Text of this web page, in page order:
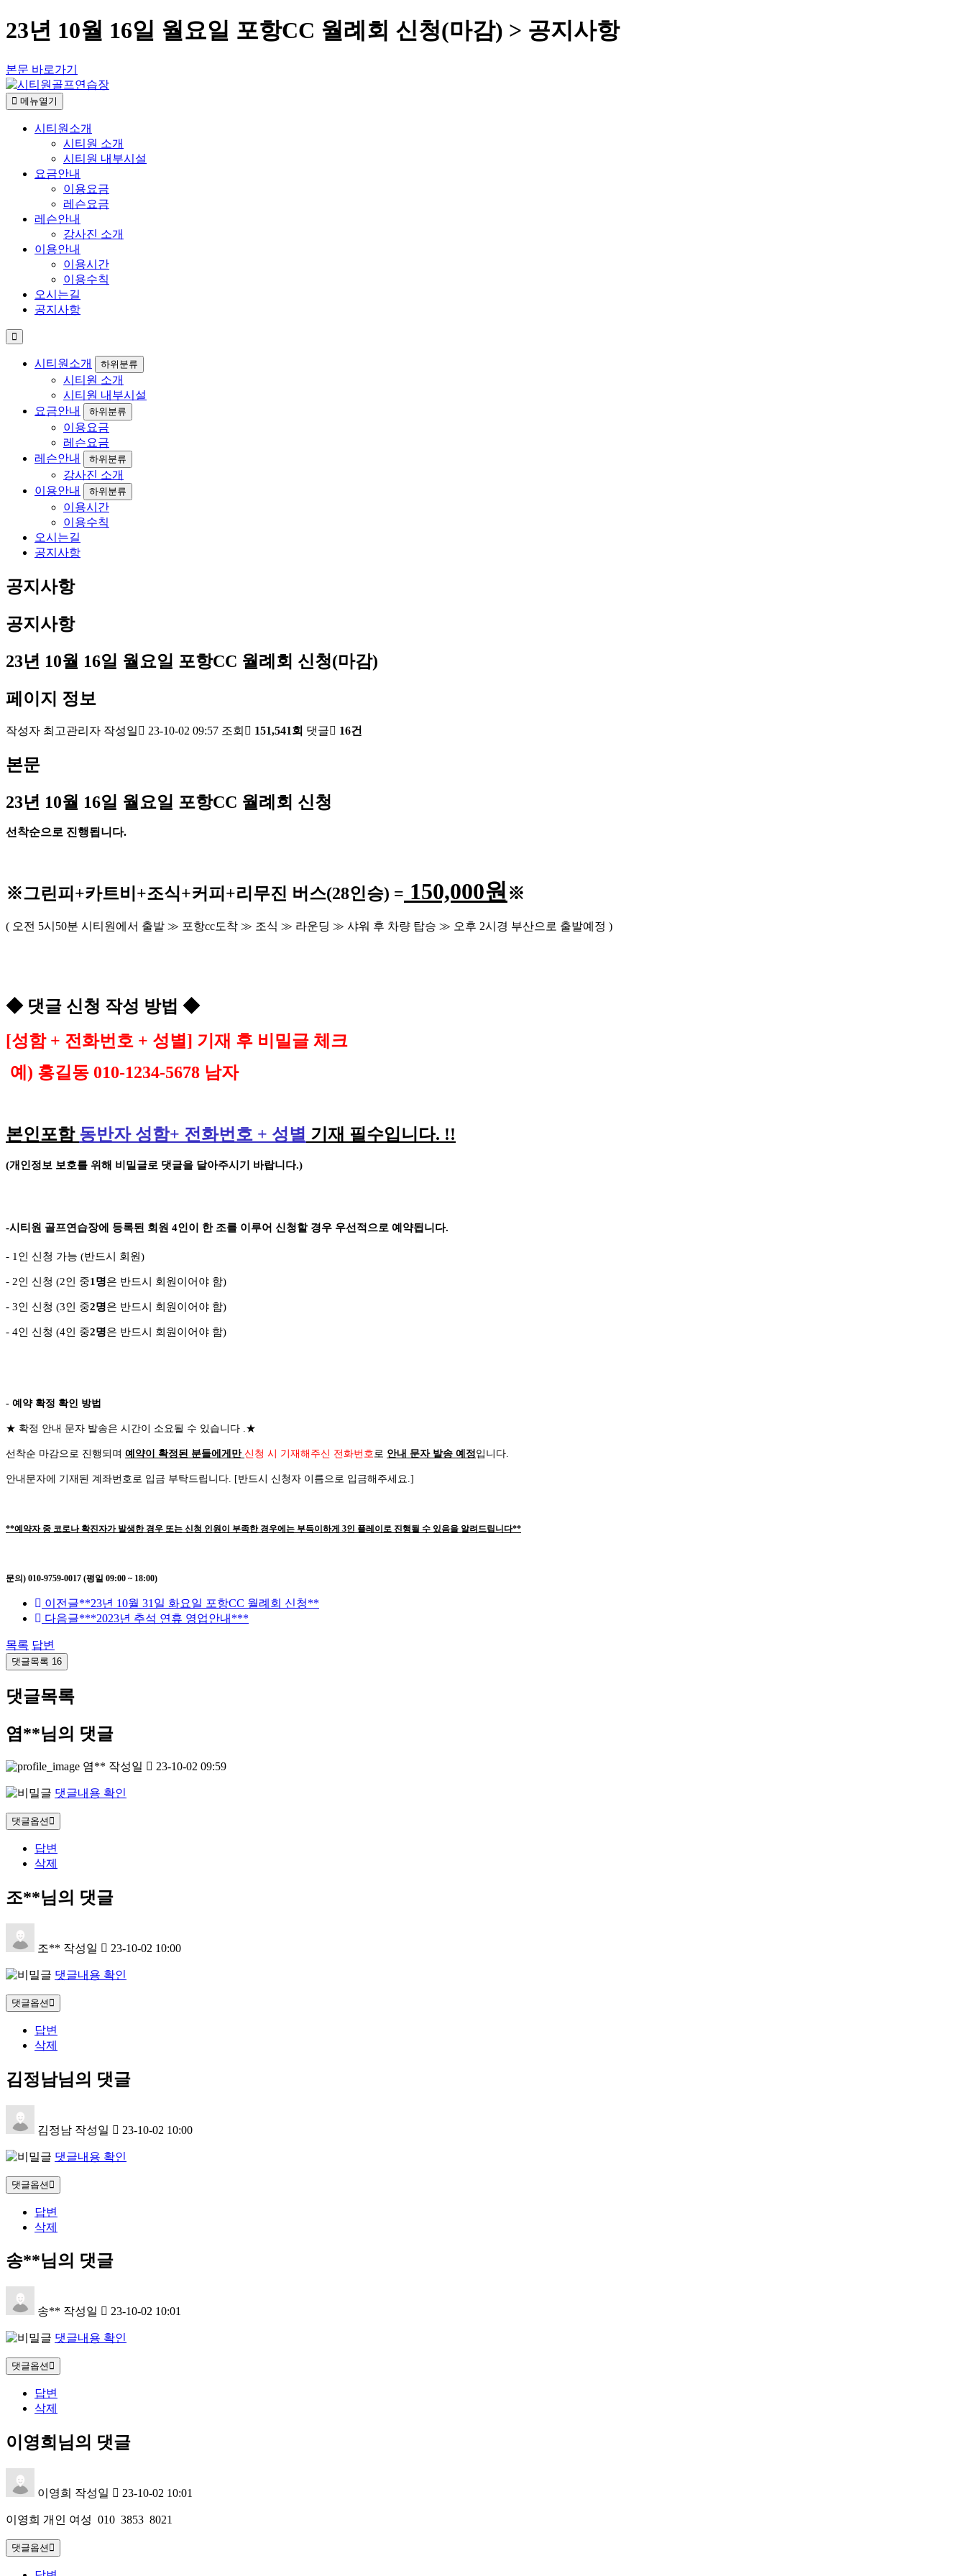
23년 10월 16일 월요일 포항CC 월례회 신청(마감) > 공지사항
본문 바로가기
메뉴열기
시티원소개
시티원 소개
시티원 내부시설
요금안내
이용요금
레슨요금
레슨안내
강사진 소개
이용안내
이용시간
이용수칙
오시는길
공지사항
시티원소개 하위분류
시티원 소개
시티원 내부시설
요금안내
하위분류
이용요금
레슨요금
레슨안내
하위분류
강사진 소개
이용안내
하위분류
이용시간
이용수칙
오시는길
공지사항
공지사항
공지사항
23년 10월 16일 월요일 포항CC 월례회 신청(마감)
페이지 정보
작성자 최고관리자 작성일 23-10-02 09:57 조회 151,541회 댓글 16건
본문
23년 10월 16일 월요일 포항CC 월례회 신청
선착순으로 진행됩니다.
※그린피 +카트비 +조식+커피+리무진 버스(28인승) = 150,000원 ※
( 오전 5시 50분 시티원에서 출발 ≫ 포항cc도착 ≫ 조식 ≫ 라운딩 ≫ 샤워 후 차량 탑승 ≫ 오후 2시경 부산으로 출발예정 )
◆ 댓글 신청 작성 방법 ◆
[성함 + 전화번호 + 성별] 기재 후 비밀글 체크
예 ) 홍길동 010-1234-5678 남자
본인포함 동반자 성함+ 전화번호 + 성별 기재 필수입니다. !!
(개인정보 보호를 위해 비밀글로 댓글을 달아주시기 바랍니다.)
-시티원 골프연습장에 등록된 회원 4인이 한 조를 이루어 신청할 경우 우선적으로 예약됩니다.
- 1인 신청 가능 (반드시 회원)
- 2인 신청 (2인 중1명은 반드시 회원이어야 함)
- 3인 신청 (3인 중2명은 반드시 회원이어야 함)
- 4인 신청 (4인 중2명은 반드시 회원이어야 함)
- 예약 확정 확인 방법
★ 확정 안내 문자 발송은 시간이 소요될 수 있습니다 .★
선착순 마감으로 진행되며 예약이 확정된 분들에게만 신청 시 기재해주신 전화번호로 안내 문자 발송 예정입니다.
안내문자에 기재된 계좌번호로 입금 부탁드립니다. [반드시 신청자 이름으로 입금해주세요.]
**예약자 중 코로나 확진자가 발생한 경우 또는 신청 인원이 부족한 경우에는 부득이하게 3인 플레이로 진행될 수 있음을 알려드립니다**
문의) 010-9759-0017 (평일 09:00 ~ 18:00)
이전글**23년 10월 31일 화요일 포항CC 월례회 신청**
다음글***2023년 추석 연휴 영업안내***
목록 답변
댓글목록 16
댓글목록
염**님의 댓글
염** 작성일 23-10-02 09:59
댓글내용 확인
댓글옵션
답변
삭제
조**님의 댓글
조** 작성일 23-10-02 10:00
댓글내용 확인
댓글옵션
답변
삭제
김정남님의 댓글
김정남 작성일 23-10-02 10:00
댓글내용 확인
댓글옵션
답변
삭제
송**님의 댓글
송** 작성일 23-10-02 10:01
댓글내용 확인
댓글옵션
답변
삭제
이영희님의 댓글
이영희 작성일 23-10-02 10:01
이영희 개인 여성 010 3853 8021
댓글옵션